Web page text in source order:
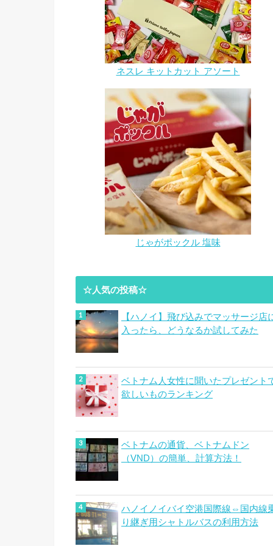
ネスレ キットカット アソート
じゃがポックル 塩味
☆人気の投稿☆
【ハノイ】飛び込みでマッサージ店
入ったら、どうなるか試してみた
ベトナム人女性に聞いたプレゼント
欲しいものランキング
ベトナムの通貨、ベトナムドン
（VND）の簡単、計算方法！
ハノイノイバイ空港国際線⇔国内線
り継ぎ用シャトルバスの利用方法